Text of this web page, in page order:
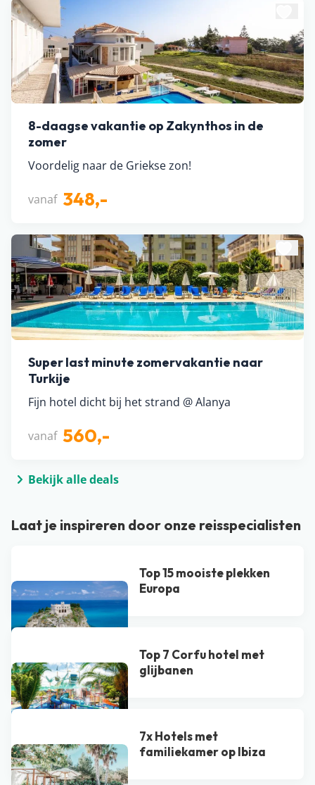
8-daagse vakantie op Zakynthos in de
zomer
Voordelig naar de Griekse zon!
vanaf 348,-
Super last minute zomervakantie naar
Turkije
Fijn hotel dicht bij het strand @ Alanya
vanaf 560,-
Bekijk alle deals
Laat je inspireren door onze reisspecialisten
Top 15 mooiste plekken
Europa
Top 7 Corfu hotel met
glijbanen
7x Hotels met
familiekamer op Ibiza